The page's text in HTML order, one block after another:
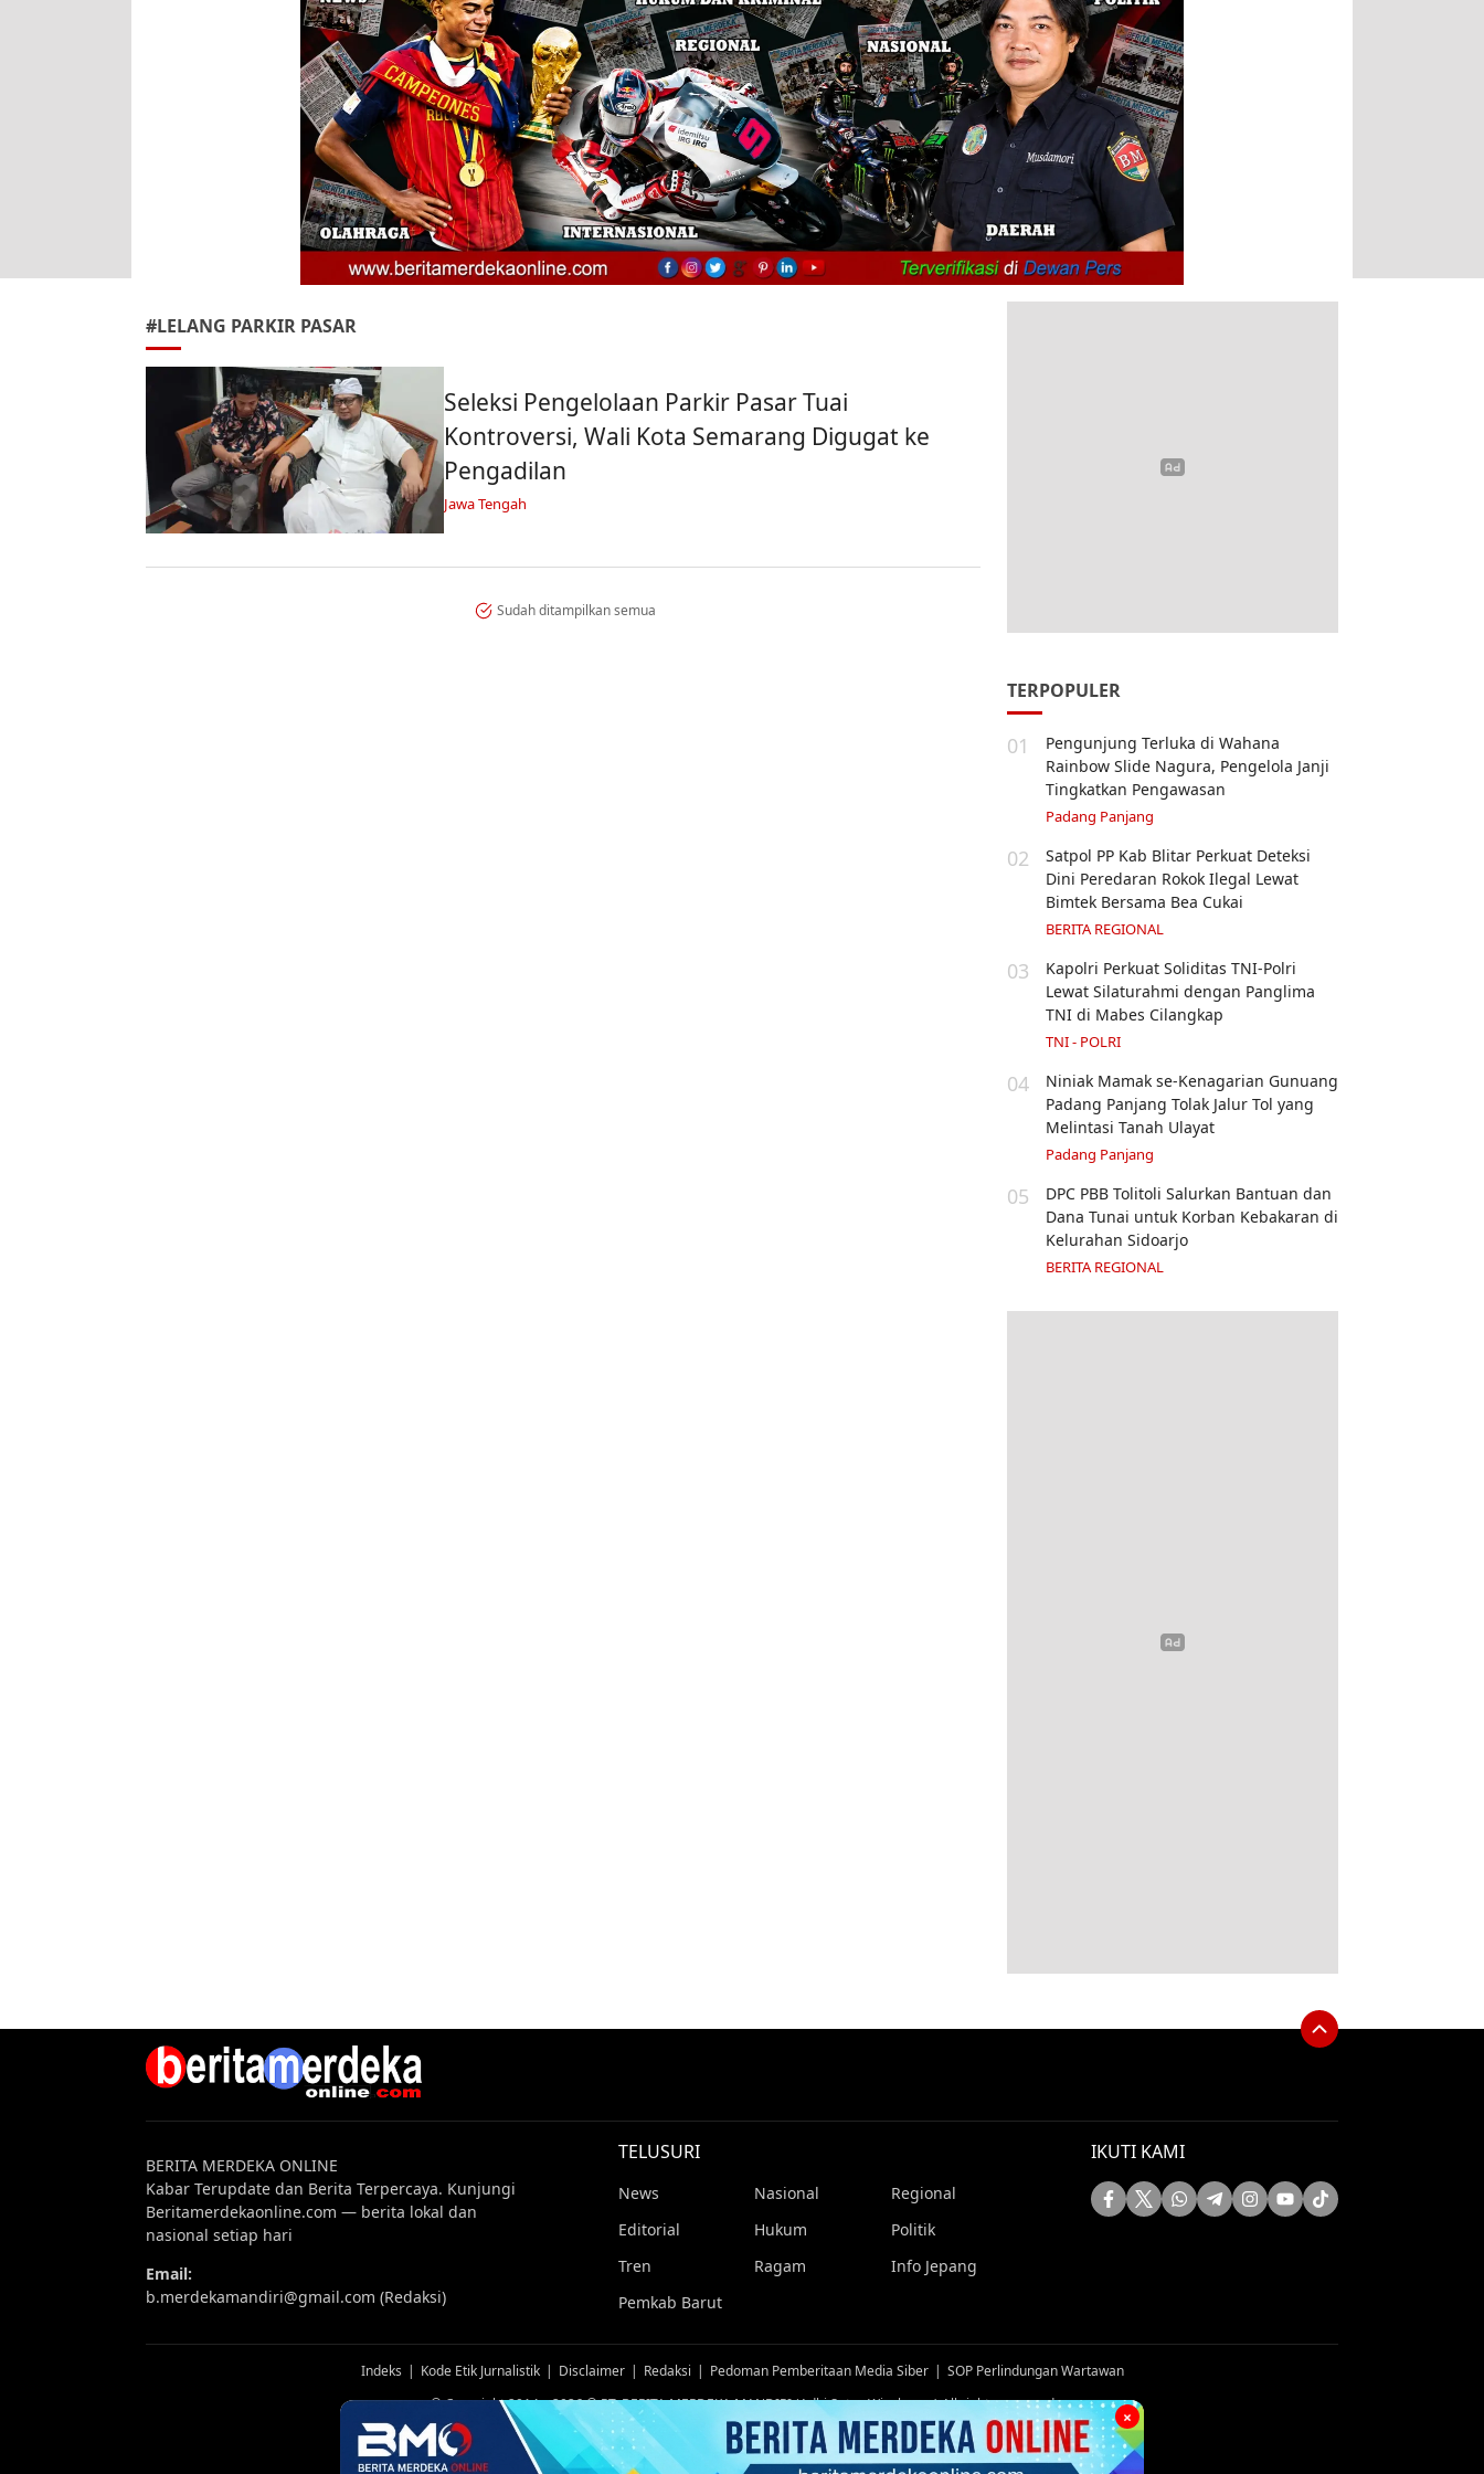
#LELANG PARKIR PASAR
Seleksi Pengelolaan Parkir Pasar Tuai
Kontroversi, Wali Kota Semarang Digugat ke
Pengadilan
Jawa Tengah
Sudah ditampilkan semua
TERPOPULER
01
Pengunjung Terluka di Wahana
Rainbow Slide Nagura, Pengelola Janji
Tingkatkan Pengawasan
Padang Panjang
02
Satpol PP Kab Blitar Perkuat Deteksi
Dini Peredaran Rokok Ilegal Lewat
Bimtek Bersama Bea Cukai
BERITA REGIONAL
03
Kapolri Perkuat Soliditas TNI-Polri
Lewat Silaturahmi dengan Panglima
TNI di Mabes Cilangkap
TNI - POLRI
04
Niniak Mamak se-Kenagarian Gunuang
Padang Panjang Tolak Jalur Tol yang
Melintasi Tanah Ulayat
Padang Panjang
05
DPC PBB Tolitoli Salurkan Bantuan dan
Dana Tunai untuk Korban Kebakaran di
Kelurahan Sidoarjo
BERITA REGIONAL
BERITA MERDEKA ONLINE
Kabar Terupdate dan Berita Terpercaya. Kunjungi
Beritamerdekaonline.com — berita lokal dan
nasional setiap hari
Email:
b.merdekamandiri@gmail.com (Redaksi)
TELUSURI
News Nasional
Regional
Editorial
Hukum
Politik
Tren
Ragam
Info Jepang
Pemkab Barut
IKUTI KAMI
Indeks Kode Etik Jurnalistik Disclaimer Redaksi Pedoman Pemberitaan Media Siber
SOP Perlindungan Wartawan
© Copyright 2014 – 2026 © PT. BERITA MERDEKA MANDIRI (Adhi Satya Wicaksana) All rights reserved
TUTUP
×